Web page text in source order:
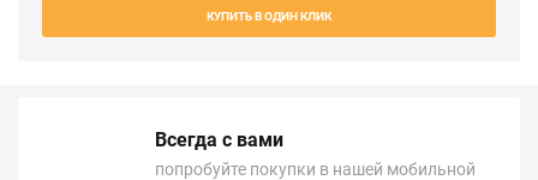
КУПИТЬ В ОДИН КЛИК
Всегда с вами
попробуйте покупки в нашей мобильной